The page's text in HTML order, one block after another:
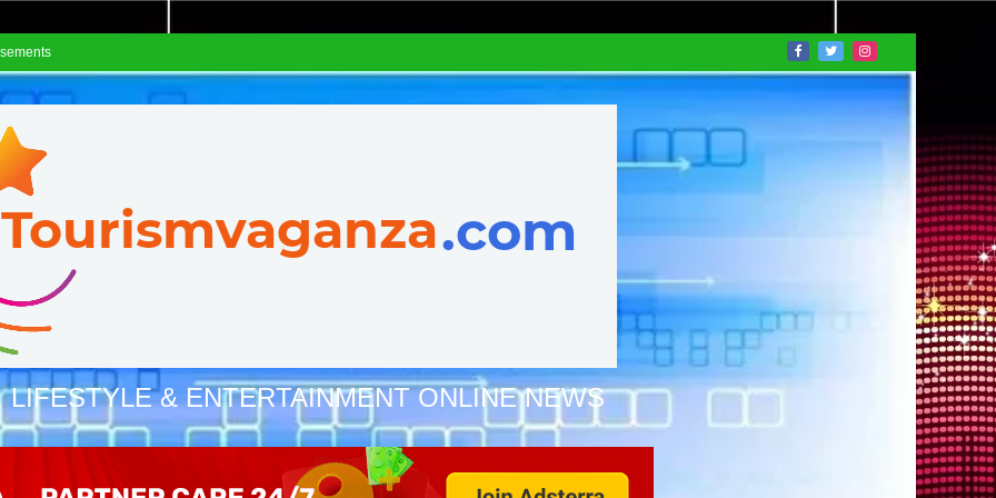
LIFESTYLE & ENTERTAINMENT ONLINE NEWS